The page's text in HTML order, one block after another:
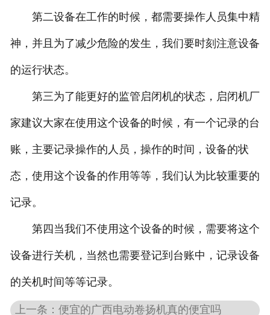
第二设备在工作的时候，都需要操作人员集中精
神，并且为了减少危险的发生，我们要时刻注意设备
的运行状态。
第三为了能更好的监管启闭机的状态，启闭机厂
家建议大家在使用这个设备的时候，有一个记录的台
账，主要记录操作的人员，操作的时间，设备的状
态，使用这个设备的作用等等，我们认为比较重要的
记录。
第四当我们不使用这个设备的时候，需要将这个
设备进行关机，当然也需要登记到台账中，记录设备
的关机时间等等记录。
上一条：便宜的广西电动卷扬机真的便宜吗